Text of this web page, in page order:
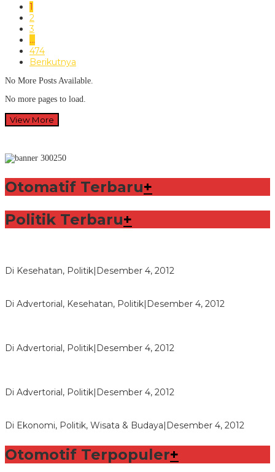
1
2
3
…
474
Berikutnya
No More Posts Available.
No more pages to load.
View More
Otomatif Terbaru+
Politik Terbaru+
Di Kesehatan, Politik| Desember 4, 2012
Di Advertorial, Kesehatan, Politik| Desember 4, 2012
Di Advertorial, Politik| Desember 4, 2012
Di Advertorial, Politik| Desember 4, 2012
Di Ekonomi, Politik, Wisata & Budaya| Desember 4, 2012
Otomotif Terpopuler+